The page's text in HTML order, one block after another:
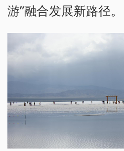
游”融合发展新路径。